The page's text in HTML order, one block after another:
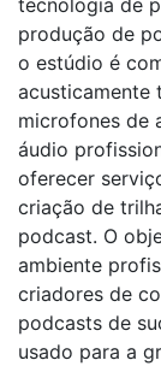
tecnologia de
produção de
o estúdio é
acusticamente
microfones de
áudio
oferecer
criação de
podcast. O
ambiente
criadores de
podcasts de
usado para a